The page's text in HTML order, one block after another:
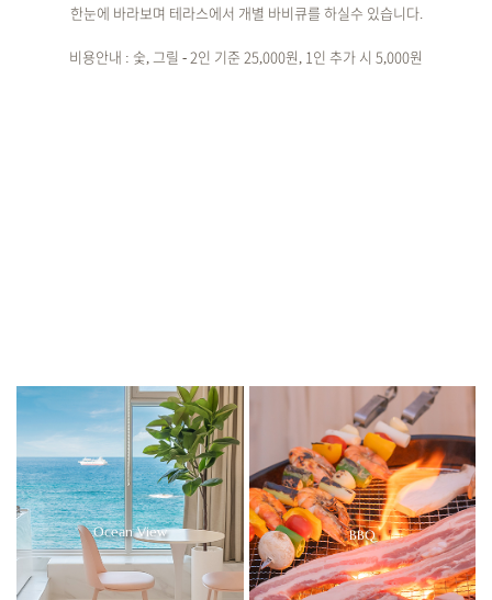
한눈에 바라보며 테라스에서 개별 바비큐를 하실수 있습니다.
비용안내 : 숯, 그릴 - 2인 기준 25,000원, 1인 추가 시 5,000원
Ocean View BBQ